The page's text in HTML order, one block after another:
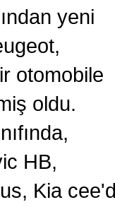
yeni
otomobile
oldu.
HB,
Kia